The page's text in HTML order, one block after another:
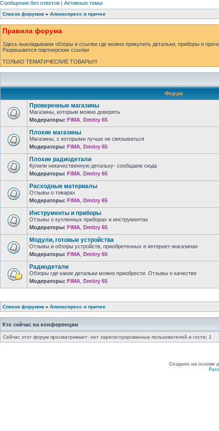
Сообщения без ответов | Активные темы
Список форумов » Алиэкспресс и причее
Правила форума
Здесь выкладываем обзоры и ссылки где можно прикупить детальки, приборы и
Разрешаются партнерские ссылки
ТОЛЬКО ТЕМАТИЧЕСКИЕ ТОВАРЫ!!!
Форум
Проверенные магазины
Магазины, которым можно доверять
Модераторы: FIMA Dmitry 65
Плохие магазины
Магазины, с которыми лучше не связываться
Модераторы: FIMA Dmitry 65
Плохие радиодетали
Купили некачественную детальку- сообщаем сюда
Модераторы: FIMA Dmitry 65
Расходные материалы
Отзывы о товарах
Модераторы: FIMA Dmitry 65
Инструменты и приборы
Отзывы о купленных приборах и инструментах
Модераторы: FIMA Dmitry 65
Модули, готовые устройства
Отзывы и обзоры устройств, приобретенных в интернет-магазинах
Модераторы: FIMA Dmitry 65
Радиодетали
Обзоры где какие детальки можно приобрести. Отзывы о качестве
Модераторы: FIMA Dmitry 65
Список форумов » Алиэкспресс и причее
Кто сейчас на конференции
Сейчас этот форум просматривают: нет зарегистрированных пользователей и гости: 1
Создано на основе